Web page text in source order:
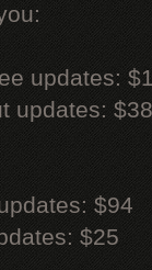
updates:
updates: $38
$94
$25